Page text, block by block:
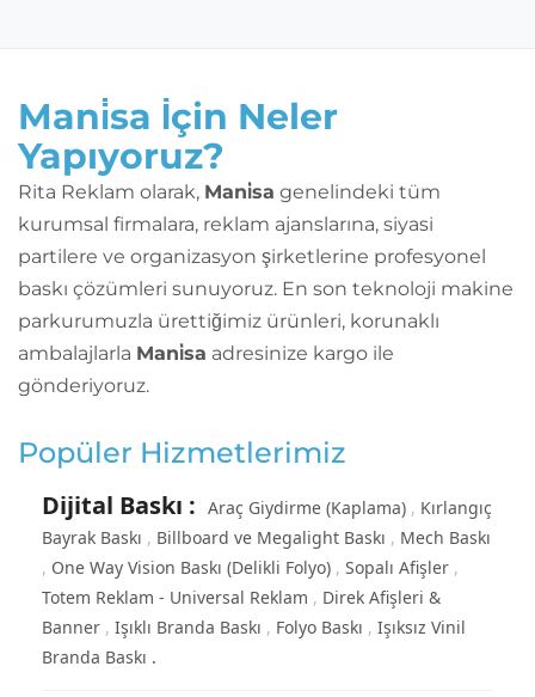
Mani̇sa İçin Neler
Yapıyoruz?
Rita Reklam olarak, Mani̇sa genelindeki tüm
kurumsal firmalara, reklam ajanslarına, siyasi
partilere ve organizasyon şirketlerine profesyonel
baskı çözümleri sunuyoruz. En son teknoloji makine
parkurumuzla ürettiğimiz ürünleri, korunaklı
ambalajlarla Mani̇sa adresinize kargo ile
gönderiyoruz.
Popüler Hizmetlerimiz
Dijital Baskı : Araç Giydirme (Kaplama)
Kırlangıç
Bayrak Baskı
Billboard ve Megalight Baskı
Mech Baskı
One Way Vision Baskı (Delikli Folyo)
Sopalı Afişler
Totem Reklam - Universal Reklam
Direk Afişleri &
Banner
Işıklı Branda Baskı Folyo Baskı
Işıksız Vinil
Branda Baskı